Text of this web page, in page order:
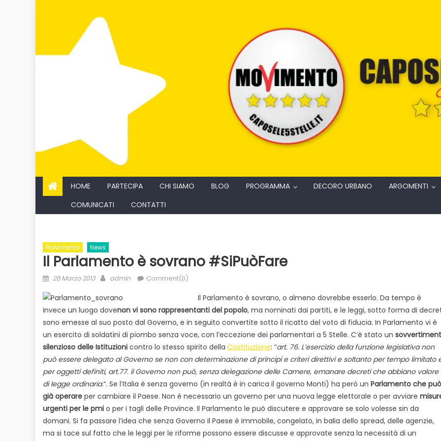
HOME PARTECIPA CHI SIAMO BLOG PROGRAMMA DECORO URBANO ARGOMENTI
COMUNICATI
CONTATTI
MoVimento News
Il Parlamento è sovrano #SiPuòFare
Posted
28 Marzo 2013 Author
admin Comment(0)
Il Parlamento è sovrano, o almeno dovrebbe esserlo. Da tempo è
invece un luogo dovenon vi sono rappresentanti del popolo, ma nominati dai partiti, e le leggi, sotto forma di
sono emesse al suo posto dal Governo, e in seguito convertite sotto il ricatto del voto di fiducia. In Parlamento vi è
un esercito di soldatini di piombo senza voce, con l’eccezione dei parlamentari a 5 Stelle. C’è stato un
silenzioso delle Istituzioni contro lo stesso spirito della Costituzione: “art. 76. L’esercizio della funzione legislativa non
può essere delegato al Governo se non con determinazione di principi e criteri direttivi e soltanto per tempo limitato
per oggetti definiti, art.77. il Governo non può, senza delegazione delle Camere, emanare decreti che abbiano valore
di legge ordinaria.“. Se l’Italia è senza governo (in realtà è in carica il governo Monti) ha però un Parlamento che può
già operare per cambiare il Paese. Non è necessario un governo per una nuova legge elettorale o per avviare
urgenti per le pmi o per i tagli delle Province. Il Parlamento le può discutere e approvare se solo volesse sin da
domani. Si fa passare l’idea che senza Governo il Paese è immobile, congelato, in balia dello spread, delle agenzie,
ma si tace sul fatto che le leggi per le riforme possono essere discusse e approvate senza la necessità di un
Evidenza Informazione News
Bilancio in consiglio con un occhio
alle urne
Ecologia Evidenza Informazione
Duro attacco al biologico italiano
dai Paesi del Nord. Il settore è a
rischio
Evidenza Informazione News
Acque sempre agitate tra i
democratici di Caposele